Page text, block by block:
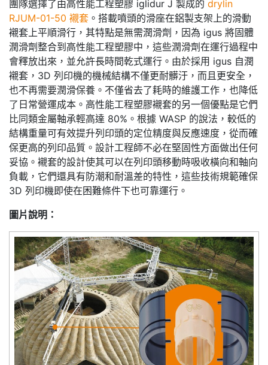
團隊選擇了由高性能工程塑膠 iglidur J 製成的 drylin
RJUM-01-50 襯套 。搭載噴頭的滑座在鋁製支架上的滑動
襯套上平順滑行，其特點是無需潤滑劑，因為 igus 將固體
潤滑劑整合到高性能工程塑膠中，這些潤滑劑在運行過程中
會釋放出來，並允許長時間乾式運行。由於採用 igus 自潤
襯套，3D 列印機的機械結構不僅更耐髒汙，而且更安全，
也不再需要潤滑保養。不僅省去了耗時的維護工作，也降低
了日常營運成本。高性能工程塑膠襯套的另一個優點是它們
比同類金屬軸承輕高達 80%。根據 WASP 的說法，較低的
結構重量可有效提升列印頭的定位精度與反應速度，從而確
保更高的列印品質。設計工程師不必在堅固性方面做出任何
妥協。襯套的設計使其可以在列印頭移動時吸收橫向和軸向
負載，它們還具有防潮和耐溫差的特性，這些技術規範確保
3D 列印機即使在困難條件下也可靠運行。
圖片說明：